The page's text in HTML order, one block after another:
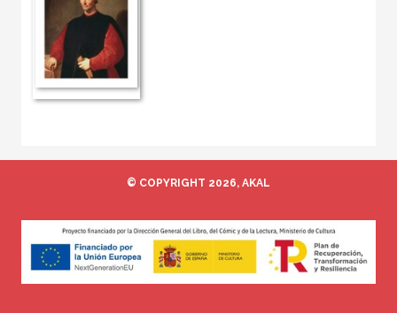
© COPYRIGHT 2026, AKAL